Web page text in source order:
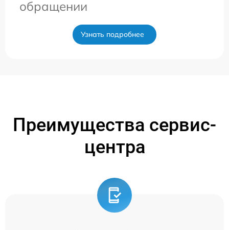
обращении
Узнать подробнее
Преимущества сервис-
центра